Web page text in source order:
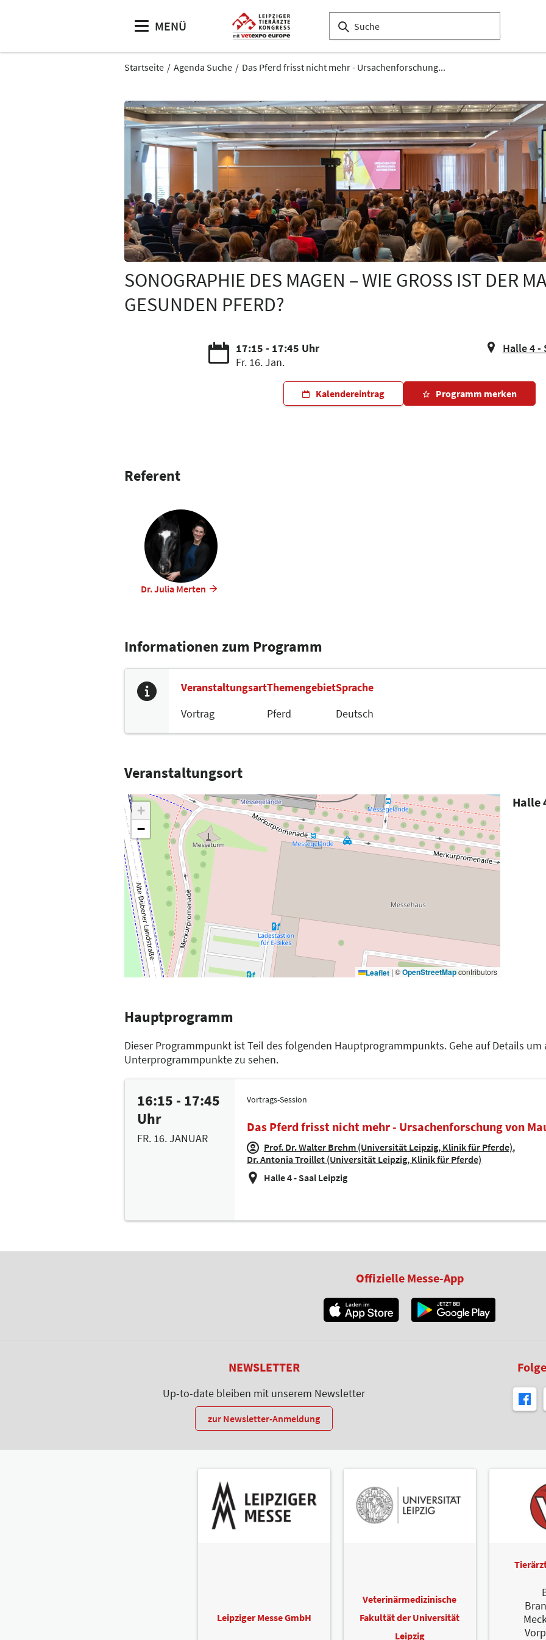
MENÜ
Startseite Agenda Suche Das Pferd frisst nicht mehr - Ursachenforschung...
SONOGRAPHIE DES MAGEN – WIE GROSS IST DER
ESUNDEN PFERD?
17:15 - 17:45 Uhr
Fr. 16. Jan.
Halle 4 -
Kalendereintrag Programm merken
Referent
Dr. Julia Merten
Informationen zum Programm
Veranstaltungsart
Vortrag
Themengebiet
Pferd
Sprache
Deutsch
Veranstaltungsort
+
−
Leaflet | ©OpenStreetMapcontributors
Halle
Hauptprogramm
Dieser Programmpunkt ist Teil des folgenden Hauptprogrammpunkts. Gehe auf Details um
Unterprogrammpunkte zu sehen.
16:15 - 17:45
Uhr
FR. 16. JANUAR
Vortrags-Session
Das Pferd frisst nicht mehr - Ursachenforschung von
Prof. Dr. Walter Brehm (Universität Leipzig, Klinik für Pferde)
Dr. Antonia Troillet (Universität Leipzig, Klinik für Pferde)
Halle 4 - Saal Leipzig
Offizielle Messe-App
NEWSLETTER
Up-to-date bleiben mit unserem Newsletter
zur Newsletter-Anmeldung
Leipziger Messe GmbH
Veterinärmedizinische
Fakultät der Universität
Leipzig